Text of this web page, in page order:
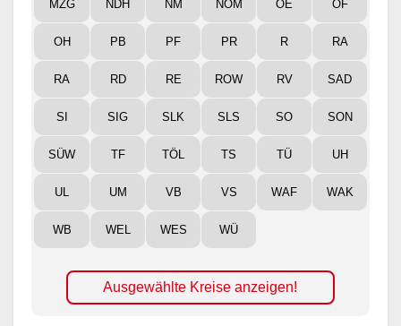
MZG NDH NM NOM OE OF
OH PB PF PR R RA
RA RD RE ROW RV SAD
SI SIG SLK SLS SO SON
SÜW TF TÖL TS TÜ UH
UL UM VB VS WAF WAK
WB WEL WES WÜ
Ausgewählte Kreise anzeigen!